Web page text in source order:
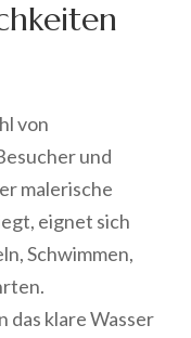
von
und
malerische
eignet sich
Schwimmen,
klare Wasser